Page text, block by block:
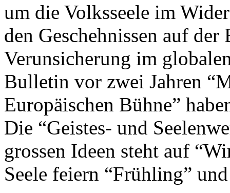
um die Volksseele im
den Geschehnissen auf
Verunsicherung im
Bulletin vor zwei Jahren
Europäischen Bühne”
Die “Geistes- und
grossen Ideen steht auf
Seele feiern “Frühling”